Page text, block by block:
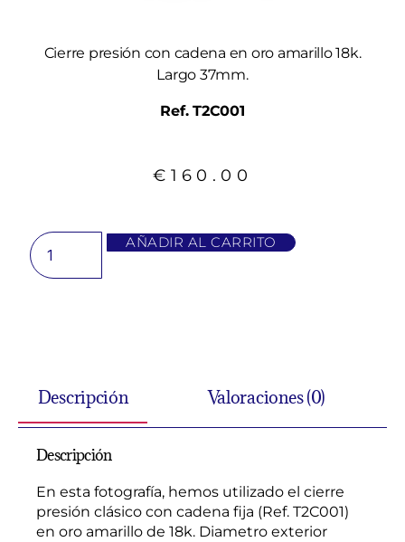
Cierre presión con cadena en oro amarillo 18k.
Largo 37mm.
Ref. T2C001
€ 160.00
AÑADIR AL CARRITO
Descripción Valoraciones (0)
Descripción
En esta fotografía, hemos utilizado el cierre
presión clásico con cadena fija (Ref. T2C001)
en oro amarillo de 18k. Diametro exterior